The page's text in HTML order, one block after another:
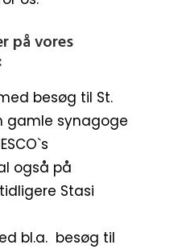
på vores
besøg til St.
gamle synagoge
også på
Stasi
bl.a. besøg til